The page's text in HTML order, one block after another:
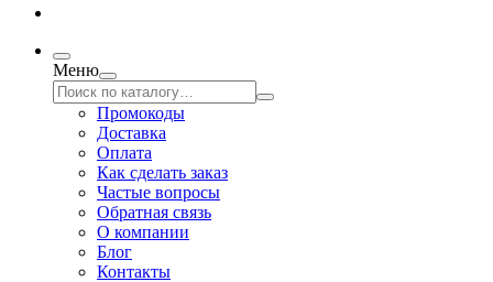
Меню
Промокоды
Доставка
Оплата
Как сделать заказ
Частые вопросы
Обратная связь
О компании
Блог
Контакты